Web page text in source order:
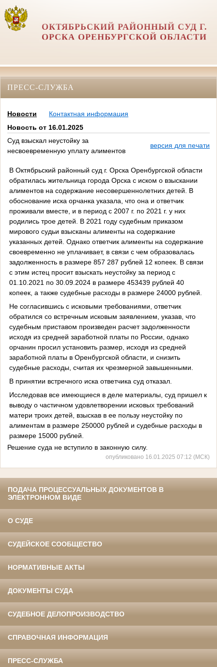
ОКТЯБРЬСКИЙ РАЙОННЫЙ СУД Г.
ОРСКА ОРЕНБУРГСКОЙ ОБЛАСТИ
ПРЕСС-СЛУЖБА
Новости
Контактная информация
Новость от 16.01.2025
Суд взыскал неустойку за
несвоевременную уплату алиментов
версия для печати
В Октябрьский районный суд г. Орска Оренбургской области
обратилась жительница города Орска с иском о взыскании
алиментов на содержание несовершеннолетних детей. В
обоснование иска орчанка указала, что она и ответчик
проживали вместе, и в период с 2007 г. по 2021 г. у них
родились трое детей. В 2021 году судебным приказом
мирового судьи взысканы алименты на содержание
указанных детей. Однако ответчик алименты на содержание
своевременно не уплачивает, в связи с чем образовалась
задолженность в размере 857 287 рублей 12 копеек. В связи
с этим истец просит взыскать неустойку за период с
01.10.2021 по 30.09.2024 в размере 453439 рублей 40
копеек, а также судебные расходы в размере 24000 рублей.
Не согласившись с исковыми требованиями, ответчик
обратился со встречным исковым заявлением, указав, что
судебным приставом произведен расчет задолженности
исходя из средней заработной платы по России, однако
орчанин просил установить размер, исходя из средней
заработной платы в Оренбургской области, и снизить
судебные расходы, считая их чрезмерной завышенными.
В принятии встречного иска ответчика суд отказал.
Исследовав все имеющиеся в деле материалы, суд пришел к
выводу о частичном удовлетворении исковых требований
матери троих детей, взыскав в ее пользу неустойку по
алиментам в размере 250000 рублей и судебные расходы в
размере 15000 рублей.
Решение суда не вступило в законную силу.
опубликовано 16.01.2025 07:12 (МСК)
ПОДАЧА ПРОЦЕССУАЛЬНЫХ ДОКУМЕНТОВ В
ЭЛЕКТРОННОМ ВИДЕ
О СУДЕ
СУДЕЙСКОЕ СООБЩЕСТВО
НОРМАТИВНЫЕ АКТЫ
ДОКУМЕНТЫ СУДА
СУДЕБНОЕ ДЕЛОПРОИЗВОДСТВО
СПРАВОЧНАЯ ИНФОРМАЦИЯ
ПРЕСС-СЛУЖБА